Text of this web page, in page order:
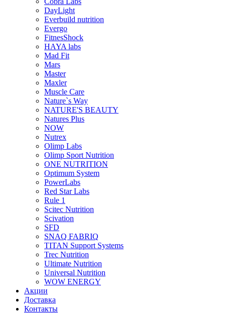
DayLight
Everbuild nutrition
Evergo
FitnesShock
HAYA labs
Mad Fit
Mars
Master
Maxler
Muscle Care
Nature`s Way
NATURE'S BEAUTY
Natures Plus
NOW
Nutrex
Olimp Labs
Olimp Sport Nutrition
ONE NUTRITION
Optimum System
PowerLabs
Red Star Labs
Rule 1
Scitec Nutrition
Scivation
SFD
SNAQ FABRIQ
TITAN Support Systems
Trec Nutrition
Ultimate Nutrition
Universal Nutrition
WOW ENERGY
Акции
Доставка
Контакты